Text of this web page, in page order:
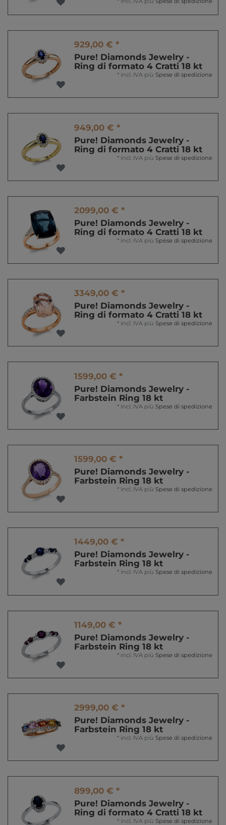
929,00 € *
Pure! Diamonds Jewelry -
Ring di formato 4 Cratti 18 kt
* incl. IVA più Spese di spedizione
949,00 € *
Pure! Diamonds Jewelry -
Ring di formato 4 Cratti 18 kt
* incl. IVA più Spese di spedizione
2099,00 € *
Pure! Diamonds Jewelry -
Ring di formato 4 Cratti 18 kt
* incl. IVA più Spese di spedizione
3349,00 € *
Pure! Diamonds Jewelry -
Ring di formato 4 Cratti 18 kt
* incl. IVA più Spese di spedizione
1599,00 € *
Pure! Diamonds Jewelry -
Farbstein Ring 18 kt
* incl. IVA più Spese di spedizione
1599,00 € *
Pure! Diamonds Jewelry -
Farbstein Ring 18 kt
* incl. IVA più Spese di spedizione
1449,00 € *
Pure! Diamonds Jewelry -
Farbstein Ring 18 kt
* incl. IVA più Spese di spedizione
1149,00 € *
Pure! Diamonds Jewelry -
Farbstein Ring 18 kt
* incl. IVA più Spese di spedizione
2999,00 € *
Pure! Diamonds Jewelry -
Farbstein Ring 18 kt
* incl. IVA più Spese di spedizione
899,00 € *
Pure! Diamonds Jewelry -
Ring di formato 4 Cratti 18 kt
* incl. IVA più Spese di spedizione